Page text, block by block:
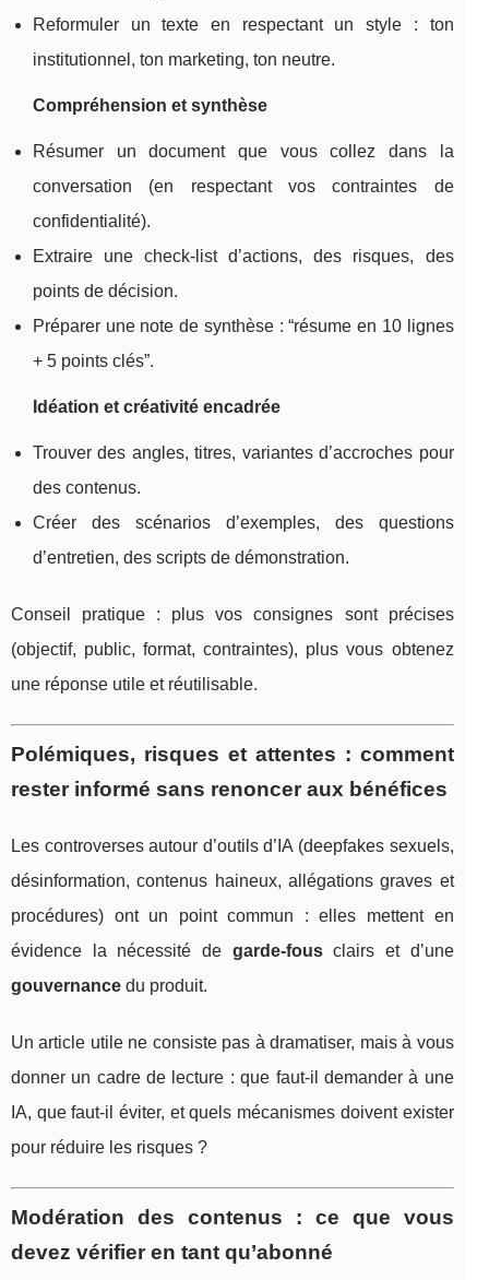
Reformuler un texte en respectant un style : ton
institutionnel, ton marketing, ton neutre.
Compréhension et synthèse
Résumer un document que vous collez dans la
conversation (en respectant vos contraintes de
confidentialité).
Extraire une check-list d’actions, des risques, des
points de décision.
Préparer une note de synthèse : “résume en 10 lignes
+ 5 points clés”.
Idéation et créativité encadrée
Trouver des angles, titres, variantes d’accroches pour
des contenus.
Créer des scénarios d’exemples, des questions
d’entretien, des scripts de démonstration.
Conseil pratique : plus vos consignes sont précises
(objectif, public, format, contraintes), plus vous obtenez
une réponse utile et réutilisable.
Polémiques, risques et attentes : comment
rester informé sans renoncer aux bénéfices
Les controverses autour d’outils d’IA (deepfakes sexuels,
désinformation, contenus haineux, allégations graves et
procédures) ont un point commun : elles mettent en
évidence la nécessité de garde-fousclairs et d’une
gouvernance du produit.
Un article utile ne consiste pas à dramatiser, mais à vous
donner un cadre de lecture : que faut-il demander à une
IA, que faut-il éviter, et quels mécanismes doivent exister
pour réduire les risques ?
Modération des contenus : ce que vous
devez vérifier en tant qu’abonné